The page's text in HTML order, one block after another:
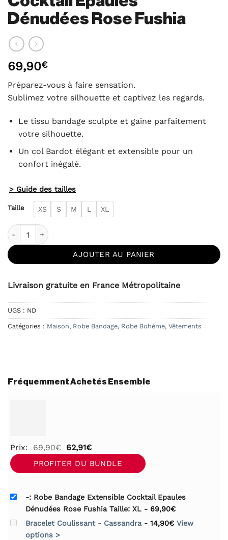
Dénudées Rose Fushia
69,90€
Préparez-vous à faire sensation.
Sublimez votre silhouette et captivez les regards.
Le tissu bandage sculpte et gaine parfaitement
votre silhouette.
Un col Bardot élégant et extensible pour un
confort inégalé.
> Guide des tailles
Taille XS S M L XL
quantité de Robe Bandage Extensible Cocktail Epaules
AJOUTER AU PANIER
Livraison gratuite en France Métropolitaine
UGS : ND
Catégories : Maison, Robe Bandage, Robe Bohème, Vêtements
Fréquemment Achetés Ensemble
Prix: 69,90€ Le
prix
initial
69,90€.
62,91€Le
prix
actuel
62,91€.
PROFITER DU BUNDLE
-: Robe Bandage Extensible Cocktail Epaules
Dénudées Rose Fushia Taille: XL - 69,90€
Bracelet Coulissant - Cassandra - 14,90€ View
options >